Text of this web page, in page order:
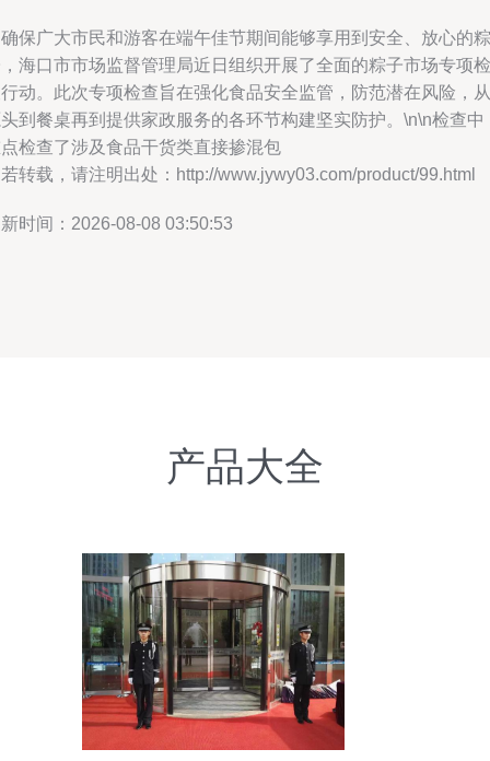
保广大市民和游客在端午佳节期间能够享用到安全、放心的粽
海口市市场监督管理局近日组织开展了全面的粽子市场专项检
动。此次专项检查旨在强化食品安全监管，防范潜在风险，从
到餐桌再到提供家政服务的各环节构建坚实防护。\n\n检查中
检查了涉及食品干货类直接掺混包
转载，请注明出处：http://www.jywy03.com/product/99.html
时间：2026-08-08 03:50:53
产品大全